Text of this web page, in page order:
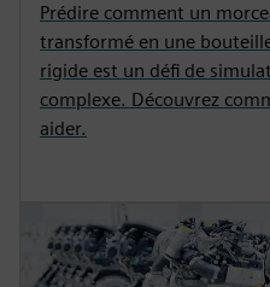
Prédire comment un
transformé en une
rigide est un défi de
complexe. Découvrez
aider.